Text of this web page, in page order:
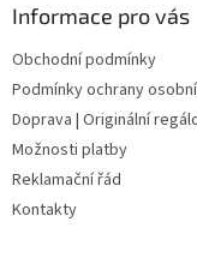
Informace pro vás
Obchodní podmínky
Podmínky ochrany
Doprava | Originální
Možnosti platby
Reklamační řád
Kontakty